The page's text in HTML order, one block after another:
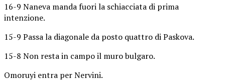
16-9 Naneva manda fuori la schiacciata di prima
intenzione.
15-9 Passa la diagonale da posto quattro di Paskova.
15-8 Non resta in campo il muro bulgaro.
Omoruyi entra per Nervini.